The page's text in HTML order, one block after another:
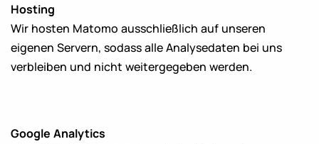
Hosting
Wir hosten Matomo ausschließlich auf unseren
eigenen Servern, sodass alle Analysedaten bei uns
verbleiben und nicht weitergegeben werden.
Google Analytics